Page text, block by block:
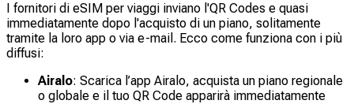
I fornitori di eSIM per viaggi inviano l'QR Codes e quasi
immediatamente dopo l'acquisto di un piano, solitamente
tramite la loro app o via e-mail. Ecco come funziona con i più
diffusi:
Airalo: Scarica l’app Airalo, acquista un piano regionale
o globale e il tuo QR Code apparirà immediatamente